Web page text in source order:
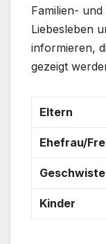
Familien-
Liebesleben
informieren,
gezeigt
Eltern
Ehefrau/
Kinder